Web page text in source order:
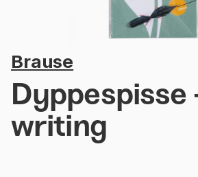
Brause
Dyppespisse
writing